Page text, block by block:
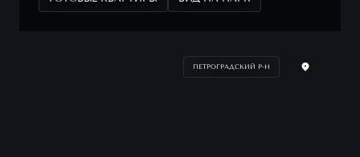
ПЕТРОГРАДСКИЙ Р-Н